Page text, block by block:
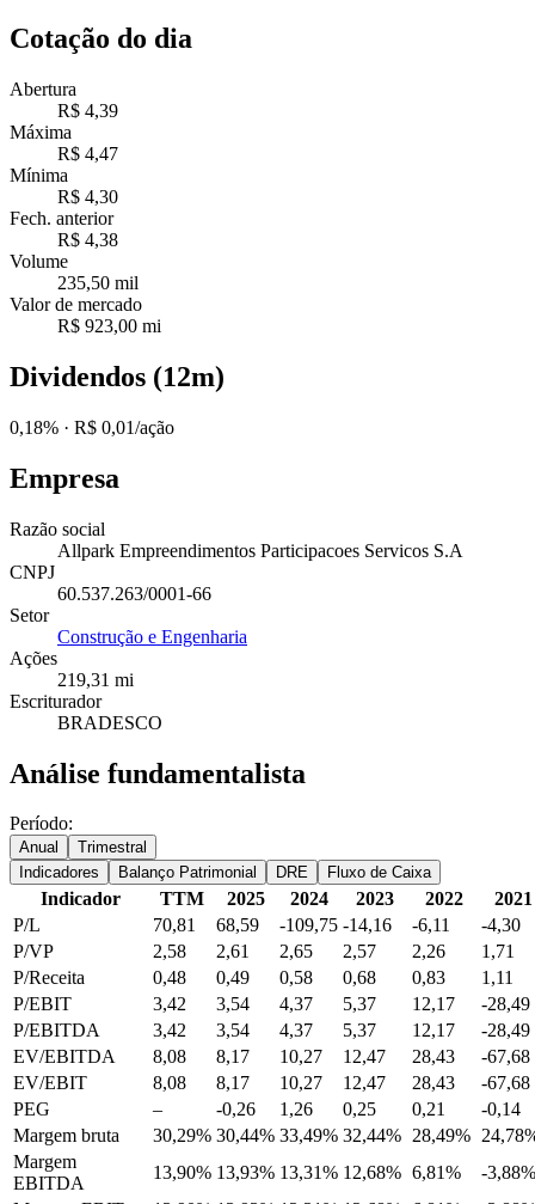
Cotação do dia
Abertura
R$ 4,39
Máxima
R$ 4,47
Mínima
R$ 4,30
Fech. anterior
R$ 4,38
Volume
235,50 mil
Valor de mercado
R$ 923,00 mi
Dividendos (12m)
0,18% · R$ 0,01/ação
Empresa
Razão social
Allpark Empreendimentos Participacoes Servicos S.A
CNPJ
60.537.263/0001-66
Setor
Construção e Engenharia
Ações
219,31 mi
Escriturador
BRADESCO
Análise fundamentalista
Período:
Anual
Trimestral
Indicadores
Balanço Patrimonial DRE Fluxo de Caixa
Indicador TTM 2025 2024 2023 2022
2021
P/L
70,81 68,59 -109,75 -14,16 -6,11
-4,30
P/VP
2,58 2,61 2,65 2,57 2,26
1,71
P/Receita
0,48 0,49 0,58 0,68 0,83
1,11
P/EBIT
3,42 3,54 4,37 5,37 12,17
-28,49
P/EBITDA
3,42 3,54 4,37 5,37 12,17
-28,49
EV/EBITDA
8,08 8,17 10,27 12,47 28,43
-67,68
EV/EBIT
8,08 8,17 10,27 12,47 28,43
-67,68
PEG
– -0,26 1,26 0,25 0,21
-0,14
Margem bruta
30,29% 30,44% 33,49% 32,44% 28,49%
Margem
EBITDA
13,90% 13,93% 13,31% 12,68% 6,81%
-3,88%